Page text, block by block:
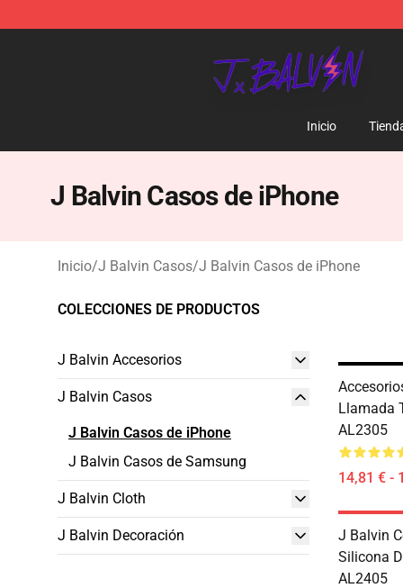
J Balvin Store - Official J Balvin Merchandise Shop
Inicio
J Balvin Casos de iPhone
Inicio/J Balvin Casos/J Balvin Casos de iPhone
COLECCIONES DE PRODUCTOS
J Balvin Accesorios
J Balvin Casos
J Balvin Casos de iPhone
J Balvin Casos de Samsung
J Balvin Cloth
J Balvin Decoración
Llamada
AL2305
14,81 € -
J Balvin
Silicona
AL2405